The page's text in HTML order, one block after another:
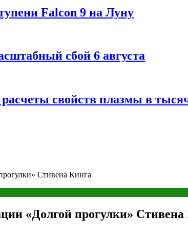
Falcon 9 на Луну
сбой 6 августа
свойств плазмы в
Стивена Кинга
«Долгой прогулки» Стивена